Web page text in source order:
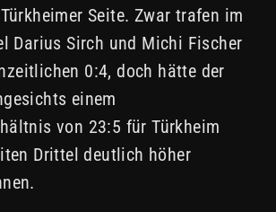
Seite. Zwar trafen im
Darius Sirch und Michi Fischer
0:4, doch hätte der
einem
von 23:5 für Türkheim
Drittel deutlich höher